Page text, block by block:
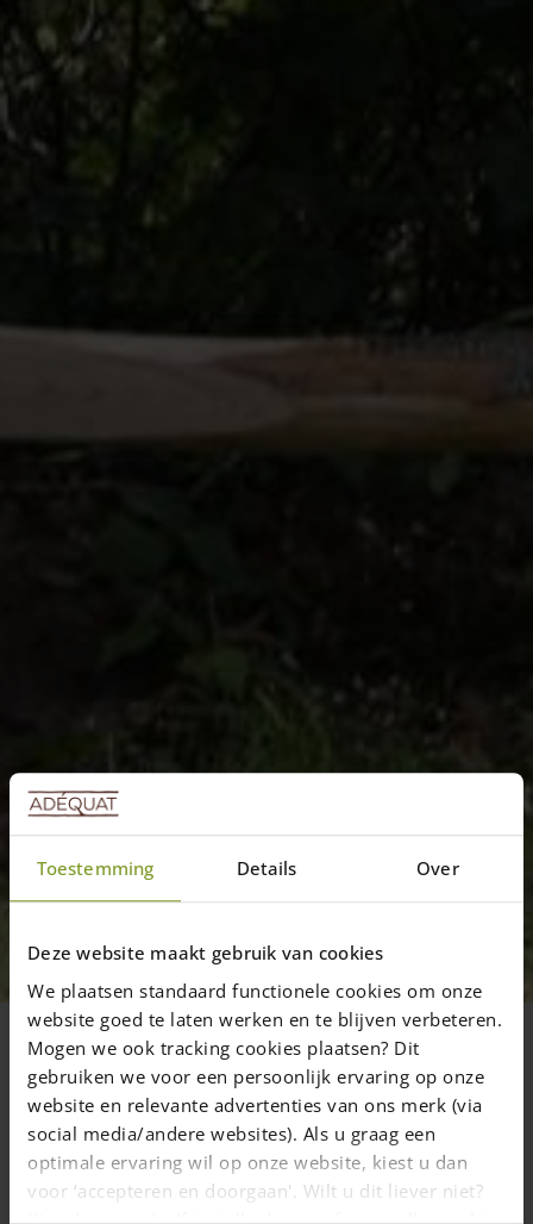
Toestemming Details Over
Deze website maakt gebruik van cookies
We plaatsen standaard functionele cookies om onze
website goed te laten werken en te blijven verbeteren.
Mogen we ook tracking cookies plaatsen? Dit
gebruiken we voor een persoonlijk ervaring op onze
website en relevante advertenties van ons merk (via
social media/andere websites). Als u graag een
optimale ervaring wil op onze website, kiest u dan
voor ‘accepteren en doorgaan'. Wilt u dit liever niet?
Kies dan voor ‘zelf instellen’ en geef aan welke cookies
montants de coins ronds en
châtaignier
Vous trouverez ici des projets pour
lesquels des montants ronds de coin pour
une clôture Post & Rail 2 niveaux ont été
utilisés.